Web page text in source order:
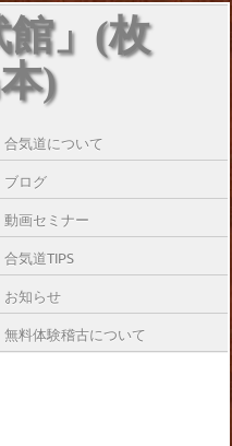
館」(枚
)
合気道について
ブログ
動画セミナー
合気道TIPS
お知らせ
無料体験稽古について